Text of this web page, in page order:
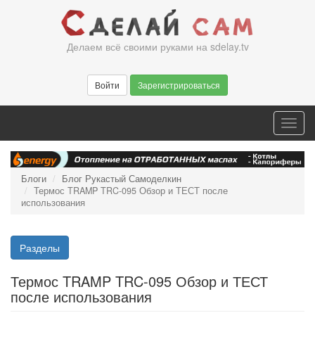
Делаем всё своими руками на sdelay.tv
Войти Зарегистрироваться
Блоги
Блог Рукастый Самоделкин
Термос TRAMP TRC-095 Обзор и ТЕСТ после
использования
Разделы
Термос TRAMP TRC-095 Обзор и ТЕСТ
после использования